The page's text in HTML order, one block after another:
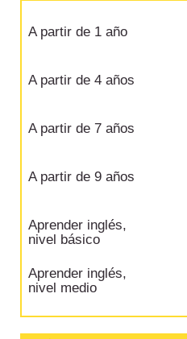
A partir de 1 año
A partir de 4 años
A partir de 7 años
A partir de 9 años
Aprender inglés,
nivel básico
Aprender inglés,
nivel medio